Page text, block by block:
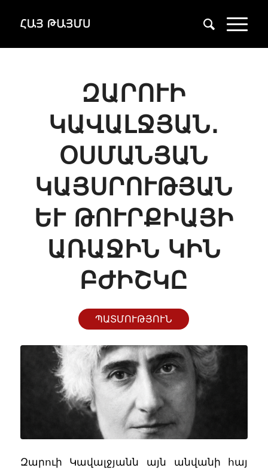
ԶԱՐՈՒԻ
ԿԱՎԱԼՋՅԱՆ․
ՕՍՄԱՆՅԱՆ
ԿԱՅՍՐՈՒԹՅԱՆ
ԵՒ ԹՈՒՐՔԻԱՅԻ Ա
ՌԱՋԻՆ ԿԻՆ Բ
ԺԻՇԿԸ
ՊԱՏՄՈՒԹՅՈՒՆ
Զարուի Կավալջյանն այն անվանի հայ